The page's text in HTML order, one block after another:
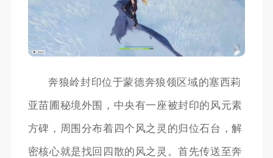
奔狼岭封印位于蒙德奔狼领区域的塞西莉
亚苗圃秘境外围，中央有一座被封印的风元素
方碑，周围分布着四个风之灵的归位石台，解
密核心就是找回四散的风之灵。首先传送至奔